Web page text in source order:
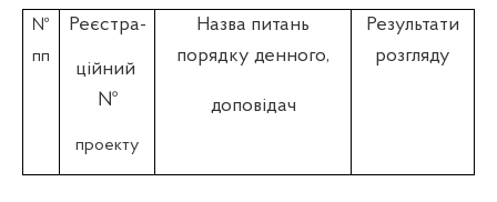
№
пп
Реєстра-
ційний
№
проекту
Назва питань
порядку денного,
доповідач
Результати
розгляду